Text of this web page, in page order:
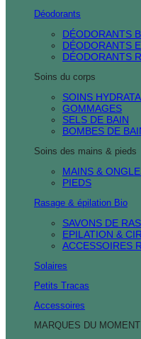
Déodorants
DÉODORANTS
DÉODORANTS
DÉODORANTS
Soins du corps
SOINS
GOMMAGES
SELS DE BAIN
BOMBES DE
Soins des mains & pieds
MAINS &
PIEDS
Rasage & épilation Bio
SAVONS DE
EPILATION &
ACCESSOIRES
Solaires
Petits Tracas
Accessoires
MARQUES DU MOMENT